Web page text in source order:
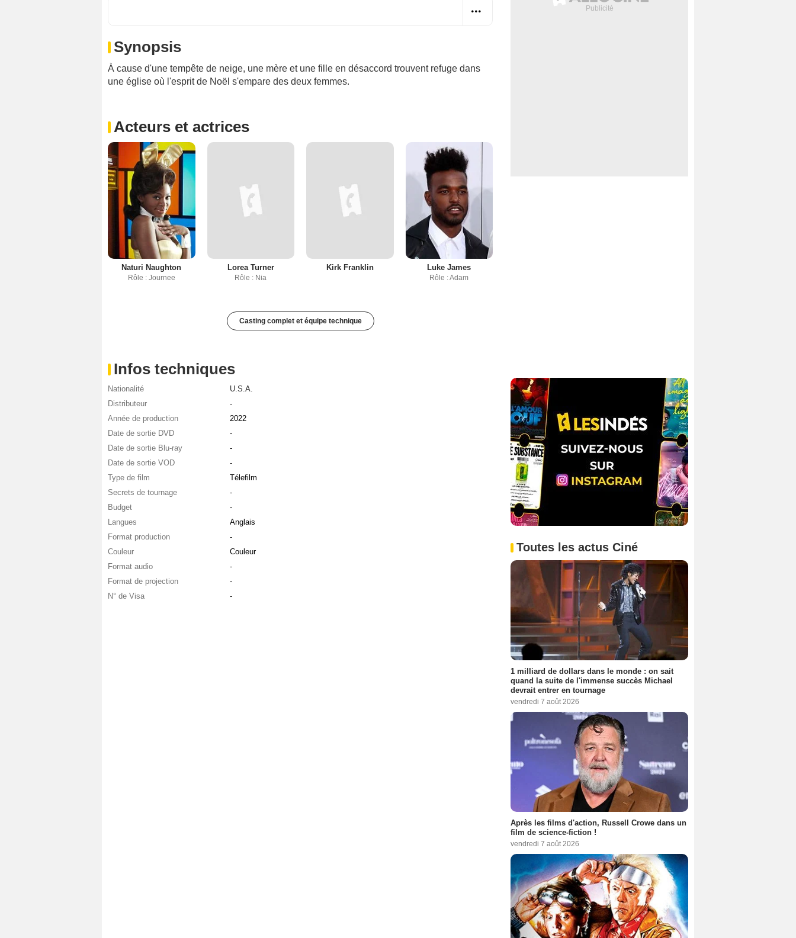
Synopsis
À cause d'une tempête de neige, une mère et une fille en désaccord trouvent refuge dans
une église où l'esprit de Noël s'empare des deux femmes.
Acteurs et actrices
Naturi Naughton
Rôle : Journee
Lorea Turner
Rôle : Nia
Kirk Franklin Luke James
Rôle : Adam
Casting complet et équipe technique
Infos techniques
Nationalité
U.S.A.
Distributeur
-
Année de production
2022
Date de sortie DVD
-
Date de sortie Blu-ray
-
Date de sortie VOD
-
Type de film
Télefilm
Secrets de tournage
-
Budget
-
Langues
Anglais
Format production
-
Couleur
Couleur
Format audio
-
Format de projection
-
N° de Visa
-
Toutes les actus Ciné
1 milliard de dollars dans le monde : on sait
quand la suite de l'immense succès Michael
devrait entrer en tournage
vendredi 7 août 2026
Après les films d'action, Russell Crowe dans un
film de science-fiction !
vendredi 7 août 2026